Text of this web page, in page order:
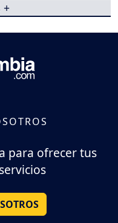
+
para ofrecer tus